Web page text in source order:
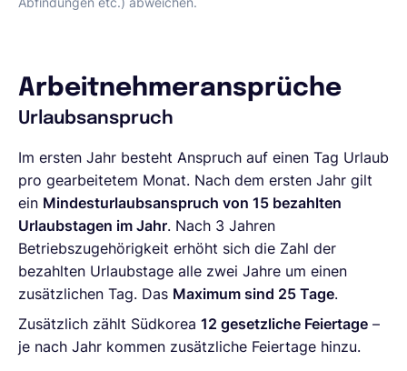
Arbeitnehmeransprüche
Urlaubsanspruch
Im ersten Jahr besteht Anspruch auf einen Tag Urlaub
pro gearbeitetem Monat. Nach dem ersten Jahr gilt
ein Mindesturlaubsanspruch von 15 bezahlten
Urlaubstagen im Jahr. Nach 3 Jahren
Betriebszugehörigkeit erhöht sich die Zahl der
bezahlten Urlaubstage alle zwei Jahre um einen
zusätzlichen Tag. Das Maximum sind 25 Tage.
Zusätzlich zählt Südkorea 12 gesetzliche Feiertage –
je nach Jahr kommen zusätzliche Feiertage hinzu.